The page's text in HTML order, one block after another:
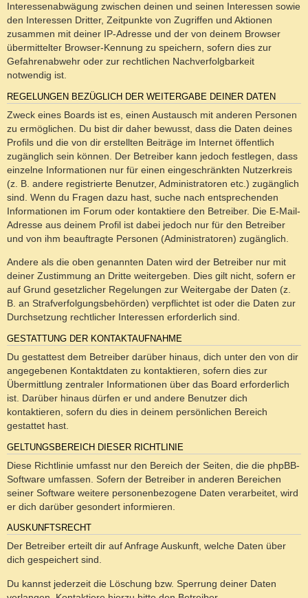
Interessenabwägung zwischen deinen und seinen Interessen sowie
den Interessen Dritter, Zeitpunkte von Zugriffen und Aktionen
zusammen mit deiner IP-Adresse und der von deinem Browser
übermittelter Browser-Kennung zu speichern, sofern dies zur
Gefahrenabwehr oder zur rechtlichen Nachverfolgbarkeit
notwendig ist.
REGELUNGEN BEZÜGLICH DER WEITERGABE DEINER DATEN
Zweck eines Boards ist es, einen Austausch mit anderen Personen
zu ermöglichen. Du bist dir daher bewusst, dass die Daten deines
Profils und die von dir erstellten Beiträge im Internet öffentlich
zugänglich sein können. Der Betreiber kann jedoch festlegen, dass
einzelne Informationen nur für einen eingeschränkten Nutzerkreis
(z. B. andere registrierte Benutzer, Administratoren etc.) zugänglich
sind. Wenn du Fragen dazu hast, suche nach entsprechenden
Informationen im Forum oder kontaktiere den Betreiber. Die E-Mail-
Adresse aus deinem Profil ist dabei jedoch nur für den Betreiber
und von ihm beauftragte Personen (Administratoren) zugänglich.
Andere als die oben genannten Daten wird der Betreiber nur mit
deiner Zustimmung an Dritte weitergeben. Dies gilt nicht, sofern er
auf Grund gesetzlicher Regelungen zur Weitergabe der Daten (z.
B. an Strafverfolgungsbehörden) verpflichtet ist oder die Daten zur
Durchsetzung rechtlicher Interessen erforderlich sind.
GESTATTUNG DER KONTAKTAUFNAHME
Du gestattest dem Betreiber darüber hinaus, dich unter den von dir
angegebenen Kontaktdaten zu kontaktieren, sofern dies zur
Übermittlung zentraler Informationen über das Board erforderlich
ist. Darüber hinaus dürfen er und andere Benutzer dich
kontaktieren, sofern du dies in deinem persönlichen Bereich
gestattet hast.
GELTUNGSBEREICH DIESER RICHTLINIE
Diese Richtlinie umfasst nur den Bereich der Seiten, die die phpBB-
Software umfassen. Sofern der Betreiber in anderen Bereichen
seiner Software weitere personenbezogene Daten verarbeitet, wird
er dich darüber gesondert informieren.
AUSKUNFTSRECHT
Der Betreiber erteilt dir auf Anfrage Auskunft, welche Daten über
dich gespeichert sind.
Du kannst jederzeit die Löschung bzw. Sperrung deiner Daten